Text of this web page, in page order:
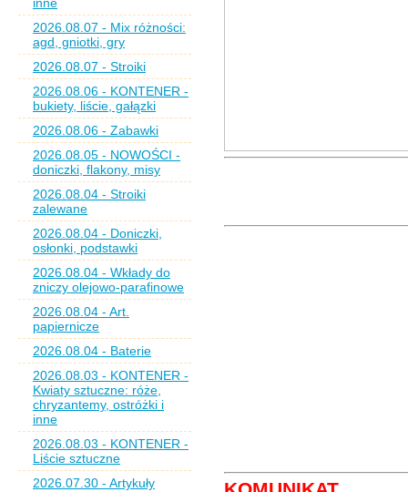
2026.08.07 - Mix różności:
agd, gniotki, gry
2026.08.07 - Stroiki
2026.08.06 - KONTENER -
bukiety, liście, gałązki
2026.08.06 - Zabawki
2026.08.05 - NOWOŚCI -
doniczki, flakony, misy
2026.08.04 - Stroiki
zalewane
2026.08.04 - Doniczki,
osłonki, podstawki
2026.08.04 - Wkłady do
zniczy olejowo-parafinowe
2026.08.04 - Art.
papiernicze
2026.08.04 - Baterie
2026.08.03 - KONTENER -
Kwiaty sztuczne: róże,
chryzantemy, ostróżki i
inne
2026.08.03 - KONTENER -
Liście sztuczne
2026.07.30 - Artykuły